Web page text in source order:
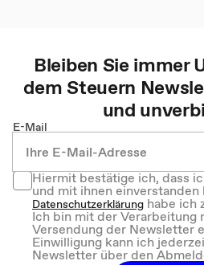
Bleiben Sie immer
demSteuern
und
E-Mail
Hiermit bestätige ich, dass
und mit ihnen einverstanden
Datenschutzerklärung habe ich
Ich bin mit der Verarbeitung
Versendung der Newsletter
Einwilligung kann ich
Newsletter über den